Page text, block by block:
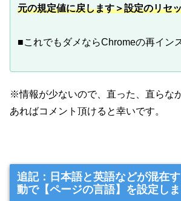
元の規定値に戻します＞設定のリセ
■これでもダメならChromeの再イン
※情報が少ないので、直った、直らな
あればコメント頂けると幸いです。
追記：日本語と英語などが混在
動で【ページの言語】を設定しま